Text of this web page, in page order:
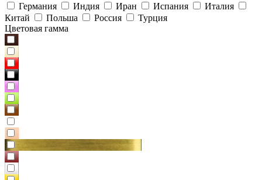
Германия
Индия Иран Испания
Италия
Китай
Польша Россия
Турция
Цветовая гамма